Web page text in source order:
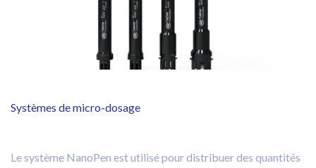
Systèmes de micro-dosage
Le système NanoPen est utilisé pour distribuer des quantités